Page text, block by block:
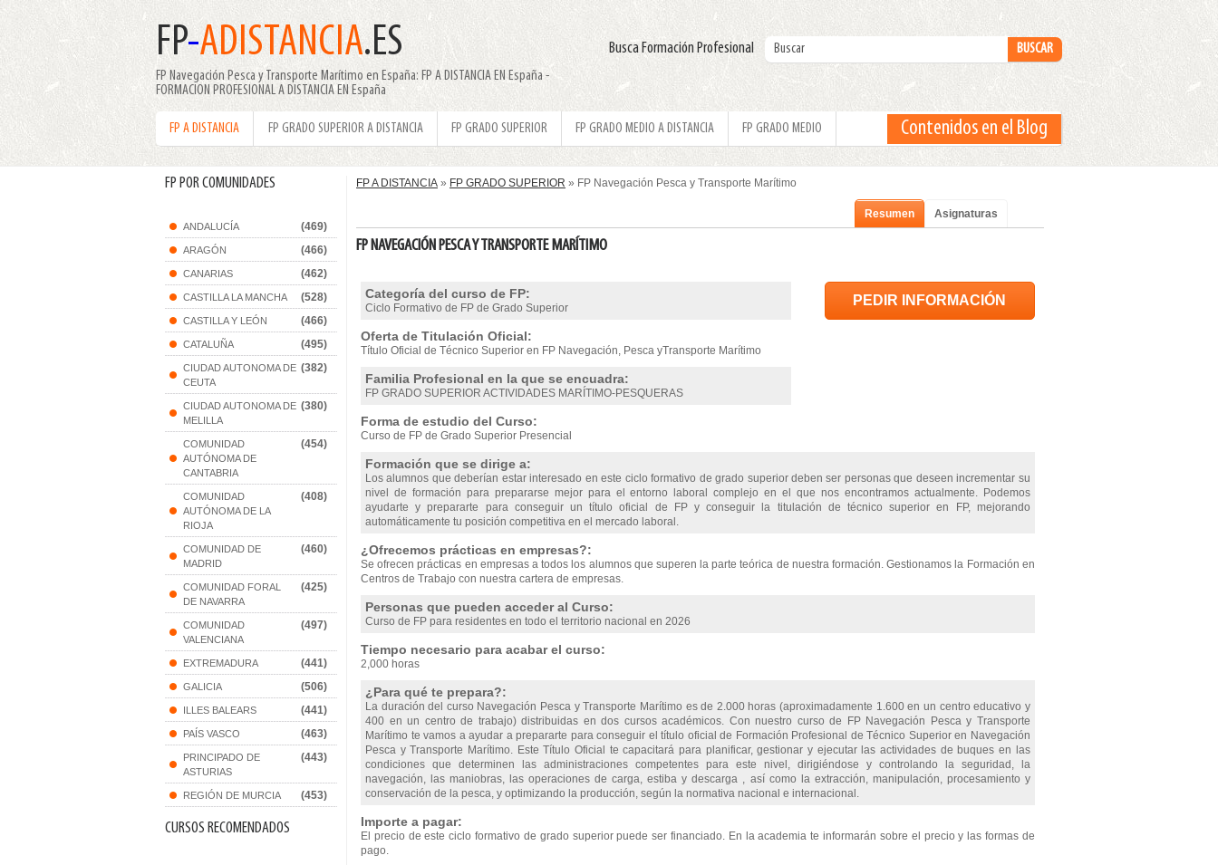
FP-ADISTANCIA.ES
FP Navegación Pesca y Transporte Marítimo en España: FP A DISTANCIA EN España -
FORMACION PROFESIONAL A DISTANCIA EN España
Busca Formación Profesional
FP A DISTANCIA FP GRADO SUPERIOR A DISTANCIA FP GRADO SUPERIOR FP GRADO MEDIO A DISTANCIA FP GRADO MEDIO Contenidos en el Blog
FP POR COMUNIDADES
ANDALUCÍA (469)
ARAGÓN (466)
CANARIAS (462)
CASTILLA LA MANCHA (528)
CASTILLA Y LEÓN (466)
CATALUÑA (495)
CIUDAD AUTONOMA DE
CEUTA
(382)
CIUDAD AUTONOMA DE
MELILLA
(380)
COMUNIDAD
AUTÓNOMA DE
CANTABRIA
(454)
COMUNIDAD
AUTÓNOMA DE LA
RIOJA
(408)
COMUNIDAD DE
MADRID
(460)
COMUNIDAD FORAL
DE NAVARRA
(425)
COMUNIDAD
VALENCIANA
(497)
EXTREMADURA (441)
GALICIA (506)
ILLES BALEARS (441)
PAÍS VASCO (463)
PRINCIPADO DE
ASTURIAS
(443)
REGIÓN DE MURCIA (453)
CURSOS RECOMENDADOS
FP A DISTANCIA » FP GRADO SUPERIOR » FP Navegación Pesca y Transporte Marítimo
Resumen Asignaturas
FP NAVEGACIÓN PESCA Y TRANSPORTE MARÍTIMO
PEDIR INFORMACIÓN
Categoría del curso de FP:
Ciclo Formativo de FP de Grado Superior
Oferta de Titulación Oficial:
Título Oficial de Técnico Superior en FP Navegación, Pesca yTransporte Marítimo
Familia Profesional en la que se encuadra:
FP GRADO SUPERIOR ACTIVIDADES MARÍTIMO-PESQUERAS
Forma de estudio del Curso:
Curso de FP de Grado Superior Presencial
Formación que se dirige a:
Los alumnos que deberían estar interesado en este ciclo formativo de grado superior deben ser personas que deseen incrementar su
nivel de formación para prepararse mejor para el entorno laboral complejo en el que nos encontramos actualmente. Podemos
ayudarte y prepararte para conseguir un título oficial de FP y conseguir la titulación de técnico superior en FP, mejorando
automáticamente tu posición competitiva en el mercado laboral.
¿Ofrecemos prácticas en empresas?:
Se ofrecen prácticas en empresas a todos los alumnos que superen la parte teórica de nuestra formación. Gestionamos la Formación en
Centros de Trabajo con nuestra cartera de empresas.
Personas que pueden acceder al Curso:
Curso de FP para residentes en todo el territorio nacional en 2026
Tiempo necesario para acabar el curso:
2,000 horas
¿Para qué te prepara?:
La duración del curso Navegación Pesca y Transporte Marítimo es de 2.000 horas (aproximadamente 1.600 en un centro educativo y
400 en un centro de trabajo) distribuidas en dos cursos académicos. Con nuestro curso de FP Navegación Pesca y Transporte
Marítimo te vamos a ayudar a prepararte para conseguir el título oficial de Formación Profesional de Técnico Superior en Navegación
Pesca y Transporte Marítimo. Este Título Oficial te capacitará para planificar, gestionar y ejecutar las actividades de buques en las
condiciones que determinen las administraciones competentes para este nivel, dirigiéndose y controlando la seguridad, la
navegación, las maniobras, las operaciones de carga, estiba y descarga , así como la extracción, manipulación, procesamiento y
conservación de la pesca, y optimizando la producción, según la normativa nacional e internacional.
Importe a pagar:
El precio de este ciclo formativo de grado superior puede ser financiado. En la academia te informarán sobre el precio y las formas de
pago.